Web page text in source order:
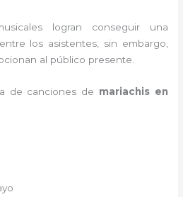
logran conseguir una
los asistentes, sin embargo,
al público presente.
de canciones de mariachis en
MAMÁ